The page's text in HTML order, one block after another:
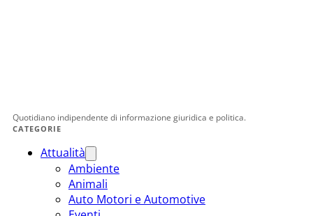
Quotidiano indipendente di informazione giuridica e politica.
CATEGORIE
Attualità
Ambiente
Animali
Auto Motori e Automotive